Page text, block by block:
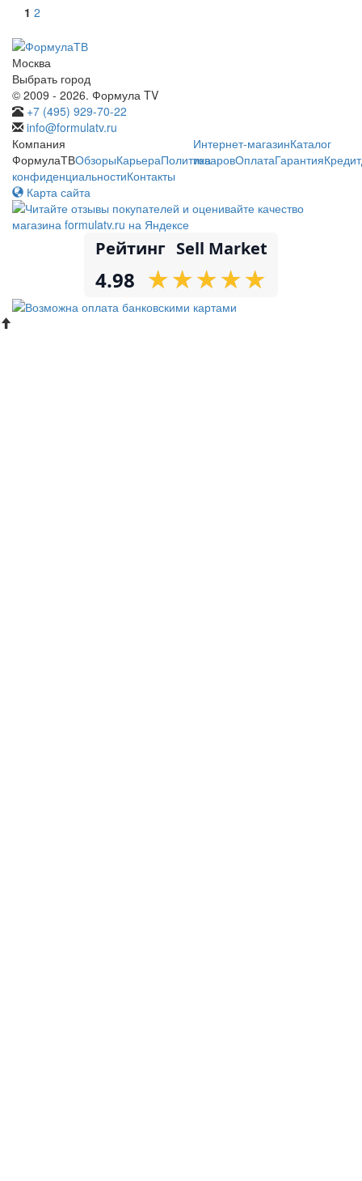
1 2
Москва
Выбрать город
© 2009 - 2026. Формула TV
+7 (495) 929-70-22
info@formulatv.ru
Компания
ФормулаТВОбзорыКарьераПолитика
конфиденциальностиКонтакты
Интернет-магазинКаталог
товаровОплатаГарантияКредит
Карта сайта
Рейтинг Sell Market
4.98 ★
★★
★★
★★
★★
★